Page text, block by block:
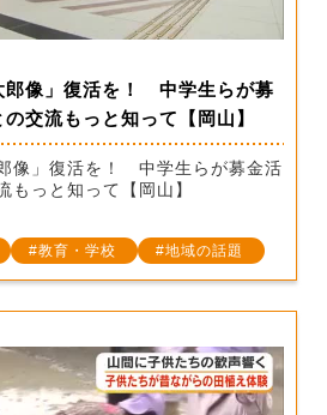
郎像」復活を！ 中学生らが募
交流もっと知って【岡山】
像」復活を！ 中学生らが募金活
っと知って【岡山】
教育・学校 地域の話題